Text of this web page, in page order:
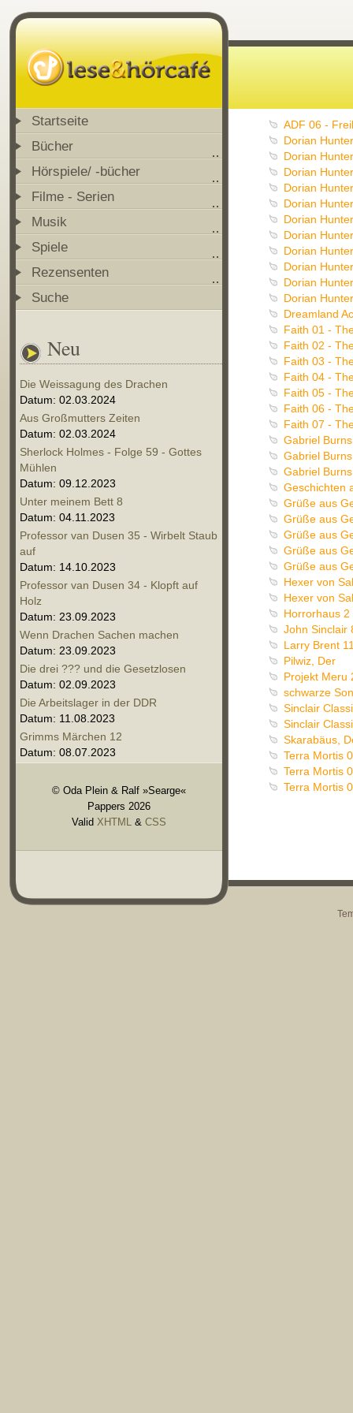
Startseite
Bücher
Hörspiele/ -bücher
Filme - Serien
Musik
Spiele
Rezensenten
Suche
Neu
Die Weissagung des Drachen
Datum: 02.03.2024
Aus Großmutters Zeiten
Datum: 02.03.2024
Sherlock Holmes - Folge 59 - Gottes
Mühlen
Datum: 09.12.2023
Unter meinem Bett 8
Datum: 04.11.2023
Professor van Dusen 35 - Wirbelt Staub
auf
Datum: 14.10.2023
Professor van Dusen 34 - Klopft auf
Holz
Datum: 23.09.2023
Wenn Drachen Sachen machen
Datum: 23.09.2023
Die drei ??? und die Gesetzlosen
Datum: 02.09.2023
Die Arbeitslager in der DDR
Datum: 11.08.2023
Grimms Märchen 12
Datum: 08.07.2023
© Oda Plein & Ralf »Searge«
Pappers 2026
Valid XHTML & CSS
ADF 06 -
Dorian
Dorian
Dorian
Dorian
Dorian
Dorian
Dorian
Dorian
Dorian
Dorian
Dorian
Dreamland
Faith 01 -
Faith 02 -
Faith 03 -
Faith 04 -
Faith 05 -
Faith 06 -
Faith 07 -
Gabriel
Gabriel
Gabriel
Geschichten
Grüße aus
Grüße aus
Grüße aus
Grüße aus
Grüße aus
Hexer von
Hexer von
Horrorhaus 2
John Sinclair
Larry Brent
Pilwiz, Der
Projekt Meru
schwarze
Sinclair
Sinclair
Skarabäus,
Terra Mortis
Terra Mortis
Terra Mortis